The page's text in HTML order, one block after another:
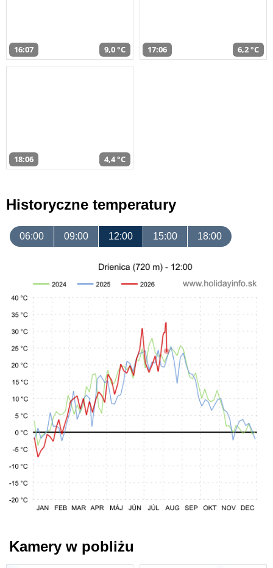
16:07 9,0 °C 17:06 6,2 °C
18:06 4,4 °C
Historyczne temperatury
06:00 09:00 12:00 15:00 18:00
Kamery w pobliżu